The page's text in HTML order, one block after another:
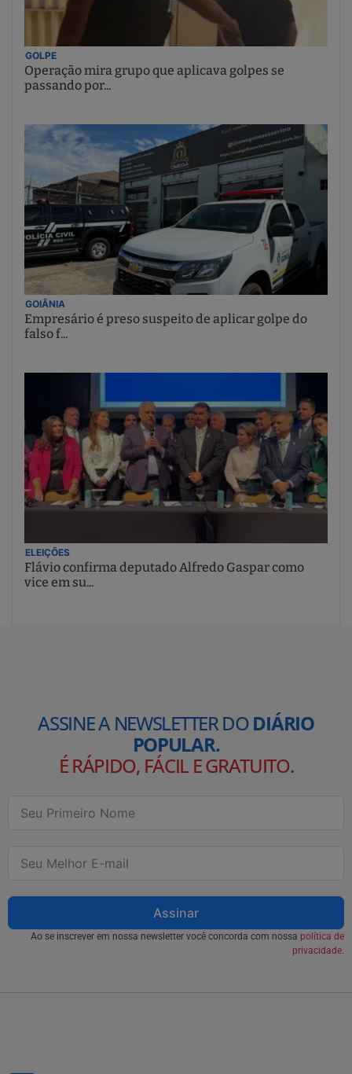
GOLPE
Operação mira grupo que aplicava golpes se
passando por...
GOIÂNIA
Empresário é preso suspeito de aplicar golpe do
falso f...
ELEIÇÕES
Flávio confirma deputado Alfredo Gaspar como
vice em su...
ASSINE A NEWSLETTER DODIÁRIO
POPULAR.
É RÁPIDO, FÁCIL E GRATUITO.
Assinar
Ao se inscrever em nossa newsletter você concorda com nossa política de
privacidade.